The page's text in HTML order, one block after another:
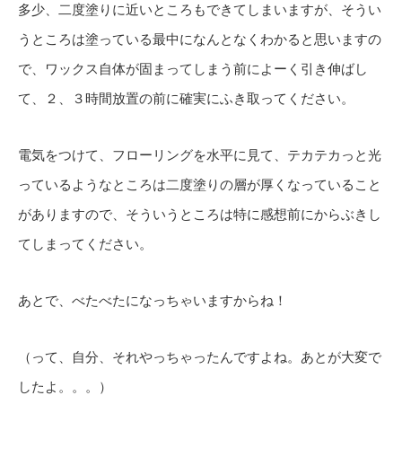
多少、二度塗りに近いところもできてしまいますが、そうい
うところは塗っている最中になんとなくわかると思いますの
で、ワックス自体が固まってしまう前によーく引き伸ばし
て、２、３時間放置の前に確実にふき取ってください。
電気をつけて、フローリングを水平に見て、テカテカっと光
っているようなところは二度塗りの層が厚くなっていること
がありますので、そういうところは特に感想前にからぶきし
てしまってください。
あとで、べたべたになっちゃいますからね！
（って、自分、それやっちゃったんですよね。あとが大変で
したよ。。。）